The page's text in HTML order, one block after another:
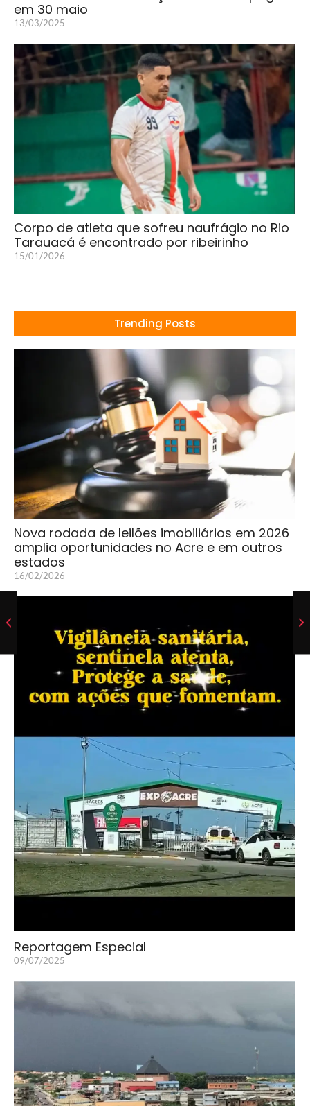
em 30 maio
13/03/2025
Corpo de atleta que sofreu naufrágio no Rio
Tarauacá é encontrado por ribeirinho
15/01/2026
Trending Posts
Nova rodada de leilões imobiliários em 2026
amplia oportunidades no Acre e em outros
estados
16/02/2026
Reportagem Especial
09/07/2025